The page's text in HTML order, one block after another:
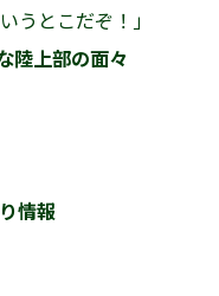
うとこだぞ！」
陸上部の面々
情報